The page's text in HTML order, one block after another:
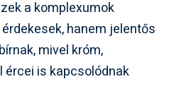
a komplexumok
hanem jelentős
mivel króm,
is kapcsolódnak